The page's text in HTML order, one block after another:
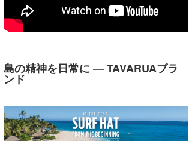
島の精神を日常に ― TAVARUAブラ
ンド